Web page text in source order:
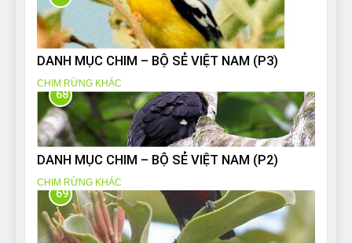
DANH MỤC CHIM – BỘ SẺ VIỆT NAM (P3)
CHIM RỪNG KHÁC
68
DANH MỤC CHIM – BỘ SẺ VIỆT NAM (P2)
CHIM RỪNG KHÁC
69